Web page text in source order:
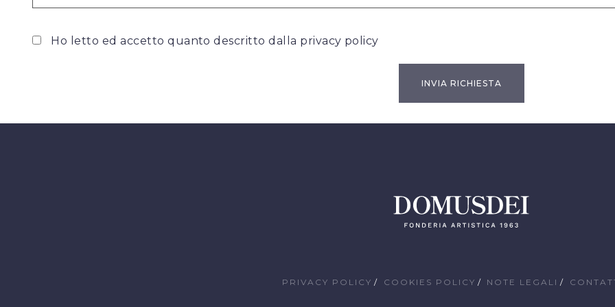
Ho letto ed accetto quanto descritto dalla privacy policy
PRIVACY POLICY COOKIES POLICY NOTE LEGALI